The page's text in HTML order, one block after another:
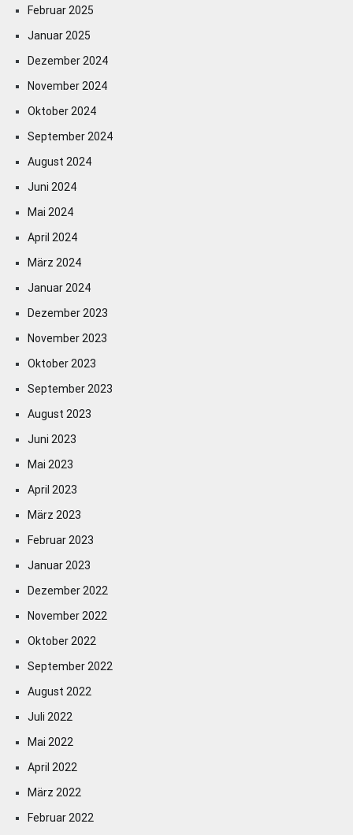
Februar 2025
Januar 2025
Dezember 2024
November 2024
Oktober 2024
September 2024
August 2024
Juni 2024
Mai 2024
April 2024
März 2024
Januar 2024
Dezember 2023
November 2023
Oktober 2023
September 2023
August 2023
Juni 2023
Mai 2023
April 2023
März 2023
Februar 2023
Januar 2023
Dezember 2022
November 2022
Oktober 2022
September 2022
August 2022
Juli 2022
Mai 2022
April 2022
März 2022
Februar 2022